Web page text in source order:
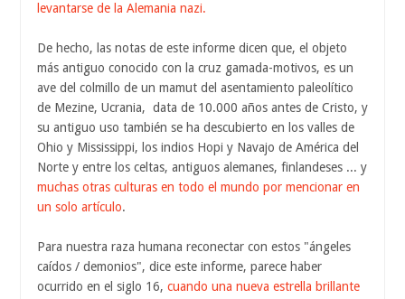
levantarse de la Alemania nazi.
De hecho, las notas de este informe dicen que, el objeto
más antiguo conocido con la cruz gamada-motivos, es un
ave del colmillo de un mamut del asentamiento paleolítico
de Mezine, Ucrania, data de 10.000 años antes de Cristo, y
su antiguo uso también se ha descubierto en los valles de
Ohio y Mississippi, los indios Hopi y Navajo de América del
Norte y entre los celtas, antiguos alemanes, finlandeses ... y
muchas otras culturas en todo el mundo por mencionar en
un solo artículo.
Para nuestra raza humana reconectar con estos "ángeles
caídos / demonios", dice este informe, parece haber
ocurrido en el siglo 16, cuando una nueva estrella brillante